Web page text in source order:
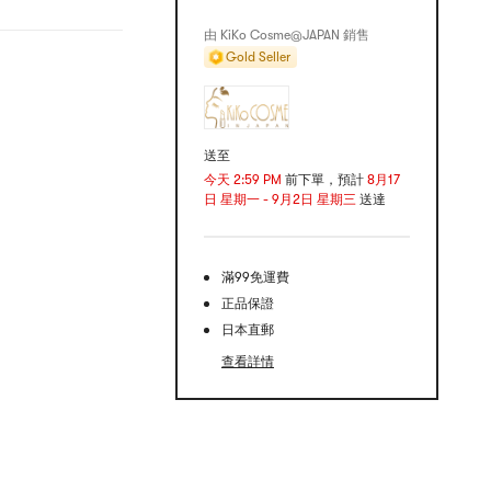
由 KiKo Cosme@JAPAN 銷售
Gold Seller
送至
今天 2:59 PM 前下單，預計 8月17
日 星期一 - 9月2日 星期三 送達
滿99免運費
正品保證
日本直郵
查看詳情